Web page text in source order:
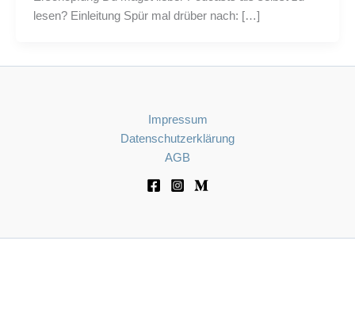
lesen? Einleitung Spür mal drüber nach: […]
Impressum
Datenschutzerklärung
AGB